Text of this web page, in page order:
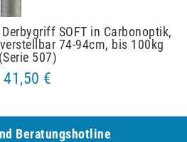
SOFT in Carbonoptik,
74-94cm, bis 100kg
(Serie 507)
41,50 €
Be­ra­tungs­hot­line